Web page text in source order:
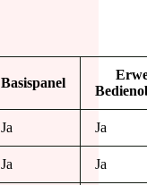
Basispanel
Ja Ja
Ja Ja